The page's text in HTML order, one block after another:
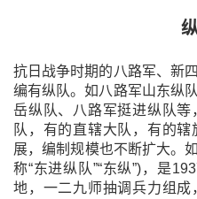
抗日战争时期的八路军、新
编有纵队。如八路军山东纵
岳纵队、八路军挺进纵队
队，有的直辖大队，有的
展，编制规模也不断扩大。
称“东进纵队”“东纵”)，是
地，一二九师抽调兵力组